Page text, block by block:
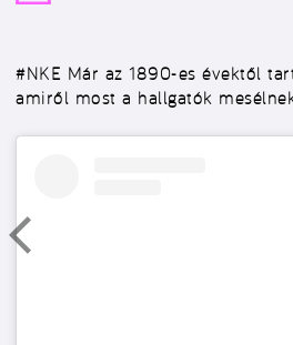
#NKE Már az 1890-es évektől
amiről most a hallgatók